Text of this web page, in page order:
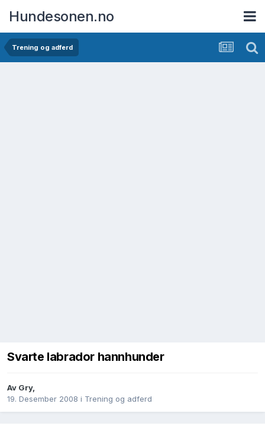
Hundesonen.no
Trening og adferd
Svarte labrador hannhunder
Av Gry,
19. Desember 2008 i Trening og adferd